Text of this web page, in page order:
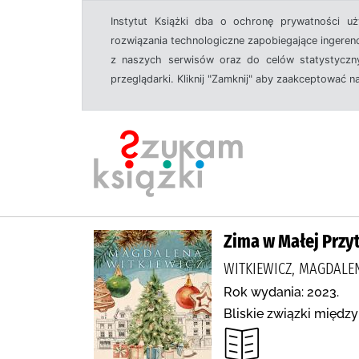
Instytut Książki dba o ochronę prywatności
rozwiązania technologiczne zapobiegające
z naszych serwisów oraz do celów
przeglądarki. Kliknij "Zamknij" aby zaakceptować
Zima w Małej
WITKIEWICZ,
Rok wydania: 2023.
Bliskie związki